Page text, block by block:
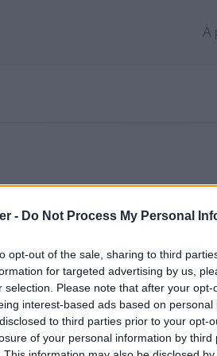
- Do Not Process My Personal
opt-out of the sale, sharing to third
for targeted advertising by us,
selection. Please note that after your
interest-based ads based on
to third parties prior to your opt-
of your personal information by third
À
public, envoyé le 22 juin 2011 à
page de téléchargement a été vue
fichier.fr/2011/06/22/com-jb-
1.apk sur le